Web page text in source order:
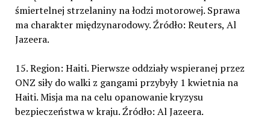
śmiertelnej strzelaniny na łodzi motorowej. Sprawa
ma charakter międzynarodowy. Źródło: Reuters, Al
Jazeera.
15. Region: Haiti. Pierwsze oddziały wspieranej przez
ONZ siły do walki z gangami przybyły 1 kwietnia na
Haiti. Misja ma na celu opanowanie kryzysu
bezpieczeństwa w kraju. Źródło: Al Jazeera.